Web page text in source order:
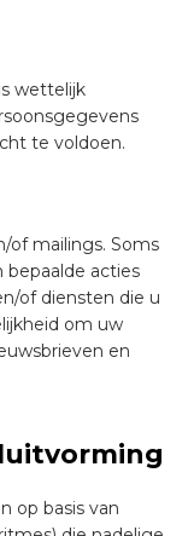
wettelijk
te voldoen.
of mailings. Soms
bepaalde acties
of diensten die u
om uw
en
op basis van